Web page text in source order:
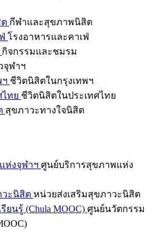
กีฬาและสุขภาพนิสิต
โรงอาหารและคาเฟ่
กิจกรรมและชมรม
จุฬาฯ
ชีวิตนิสิตในกรุงเทพฯ
ทย ชีวิตนิสิตในประเทศไทย
สุขภาวะทางใจนิสิต
ห่งจุฬาฯ ศูนย์บริการสุขภาพแห่ง
วะนิสิต หน่วยส่งเสริมสุขภาวะนิสิต
นรู้ (Chula MOOC) ศูนย์นวัตกรรม